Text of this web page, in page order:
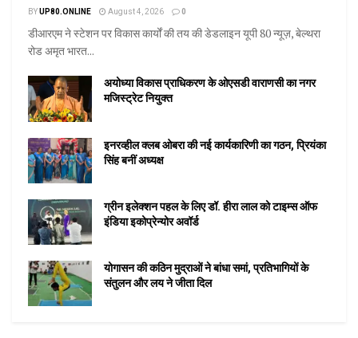
BYUP80.ONLINE August 4, 2026 0
डीआरएम ने स्टेशन पर विकास कार्यों की तय की डेडलाइन यूपी 80 न्यूज़, बेल्थरा
रोड अमृत भारत...
अयोध्या विकास प्राधिकरण के ओएसडी वाराणसी का नगर
मजिस्ट्रेट नियुक्त
इनरव्हील क्लब ओबरा की नई कार्यकारिणी का गठन, प्रियंका
सिंह बनीं अध्यक्ष
ग्रीन इलेक्शन पहल के लिए डॉ. हीरा लाल को टाइम्स ऑफ
इंडिया इकोप्रेन्योर अवॉर्ड
योगासन की कठिन मुद्राओं ने बांधा समां, प्रतिभागियों के
संतुलन और लय ने जीता दिल